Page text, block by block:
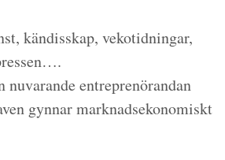
kändisskap, vekotidningar,
entreprenörandan
gynnar marknadsekonomiskt